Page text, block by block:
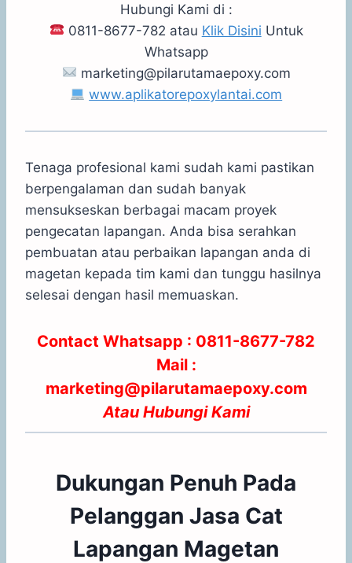
Hubungi Kami di :
0811-8677-782 atau Klik Disini Untuk
Whatsapp
marketing@pilarutamaepoxy.com
www.aplikatorepoxylantai.com
Tenaga profesional kami sudah kami pastikan
berpengalaman dan sudah banyak
mensukseskan berbagai macam proyek
pengecatan lapangan. Anda bisa serahkan
pembuatan atau perbaikan lapangan anda di
magetan kepada tim kami dan tunggu hasilnya
selesai dengan hasil memuaskan.
Contact Whatsapp : 0811-8677-782
Mail :
marketing@pilarutamaepoxy.com
Atau Hubungi Kami
Dukungan Penuh Pada
Pelanggan Jasa Cat
Lapangan Magetan